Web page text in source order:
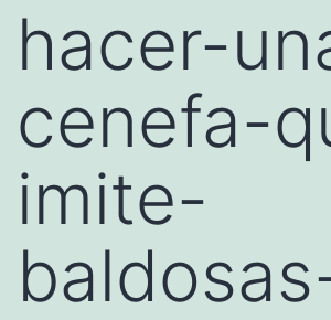
hacer-
cenefa-
imite-